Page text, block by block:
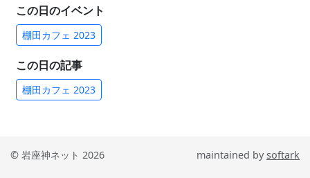
この日のイベント
棚田カフェ 2023
この日の記事
棚田カフェ 2023
© 岩座神ネット 2026 maintained bysoftark